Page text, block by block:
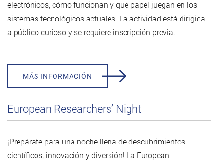
electrónicos, cómo funcionan y qué papel juegan en los
sistemas tecnológicos actuales. La actividad está dirigida
a público curioso y se requiere inscripción previa.
MÁS INFORMACIÓN
European Researchers’ Night
¡Prepárate para una noche llena de descubrimientos
científicos, innovación y diversión! La European